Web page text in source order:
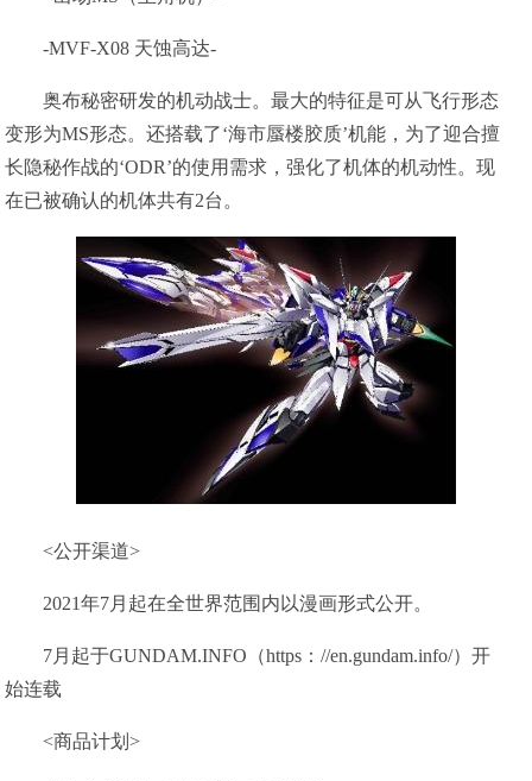
-MVF-X08 天蚀高达-
奥布秘密研发的机动战士。最大的特征是可从飞行形态
变形为MS形态。还搭载了‘海市蜃楼胶质’机能，为了迎合擅
长隐秘作战的‘ODR’的使用需求，强化了机体的机动性。现
在已被确认的机体共有2台。
<公开渠道>
2021年7月起在全世界范围内以漫画形式公开。
7月起于GUNDAM.INFO（https：//en.gundam.info/）开
始连载
<商品计划>